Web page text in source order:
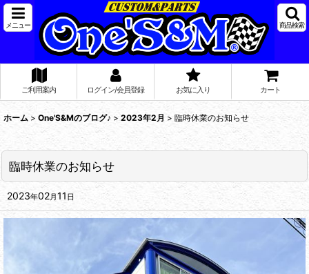
メニュー 商品検索
ご利用案内 ログイン/会員登録 お気に入り カート
ホーム > One'S&Mのブログ♪ > 2023年2月 > 臨時休業のお知らせ
臨時休業のお知らせ
2023年02月11 日